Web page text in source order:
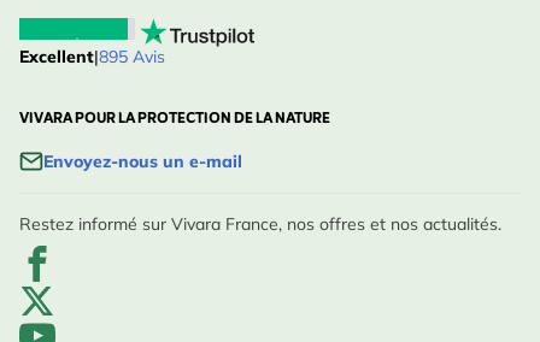
Excellent|895 Avis
VIVARA POUR LA PROTECTION DE LA NATURE
Envoyez-nous un e-mail
Restez informé sur Vivara France, nos offres et nos actualités.